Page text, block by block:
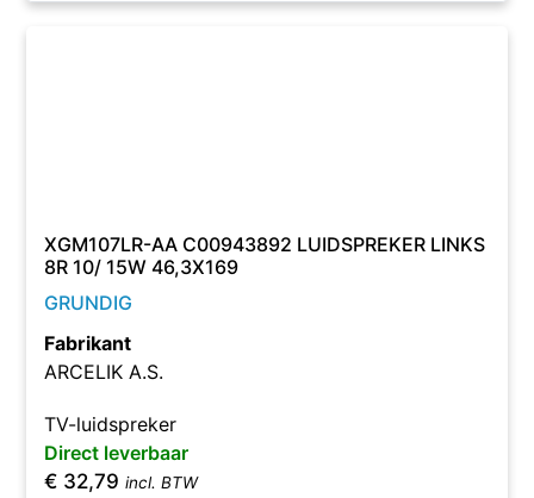
XGM107LR-AA C00943892 LUIDSPREKER LINKS
8R 10/ 15W 46,3X169
GRUNDIG
Fabrikant
ARCELIK A.S.
TV-luidspreker
Direct leverbaar
€ 32,79 incl. BTW